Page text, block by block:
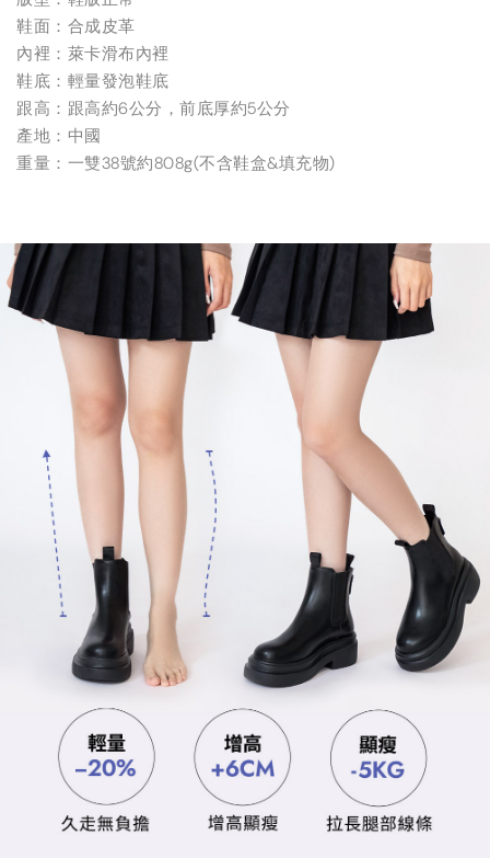
鞋面：合成皮革
內裡：萊卡滑布內裡
鞋底：輕量發泡鞋底
跟高：跟高約6公分，前底厚約5公分
產地：中國
重量：一雙38號約808g(不含鞋盒&填充物)